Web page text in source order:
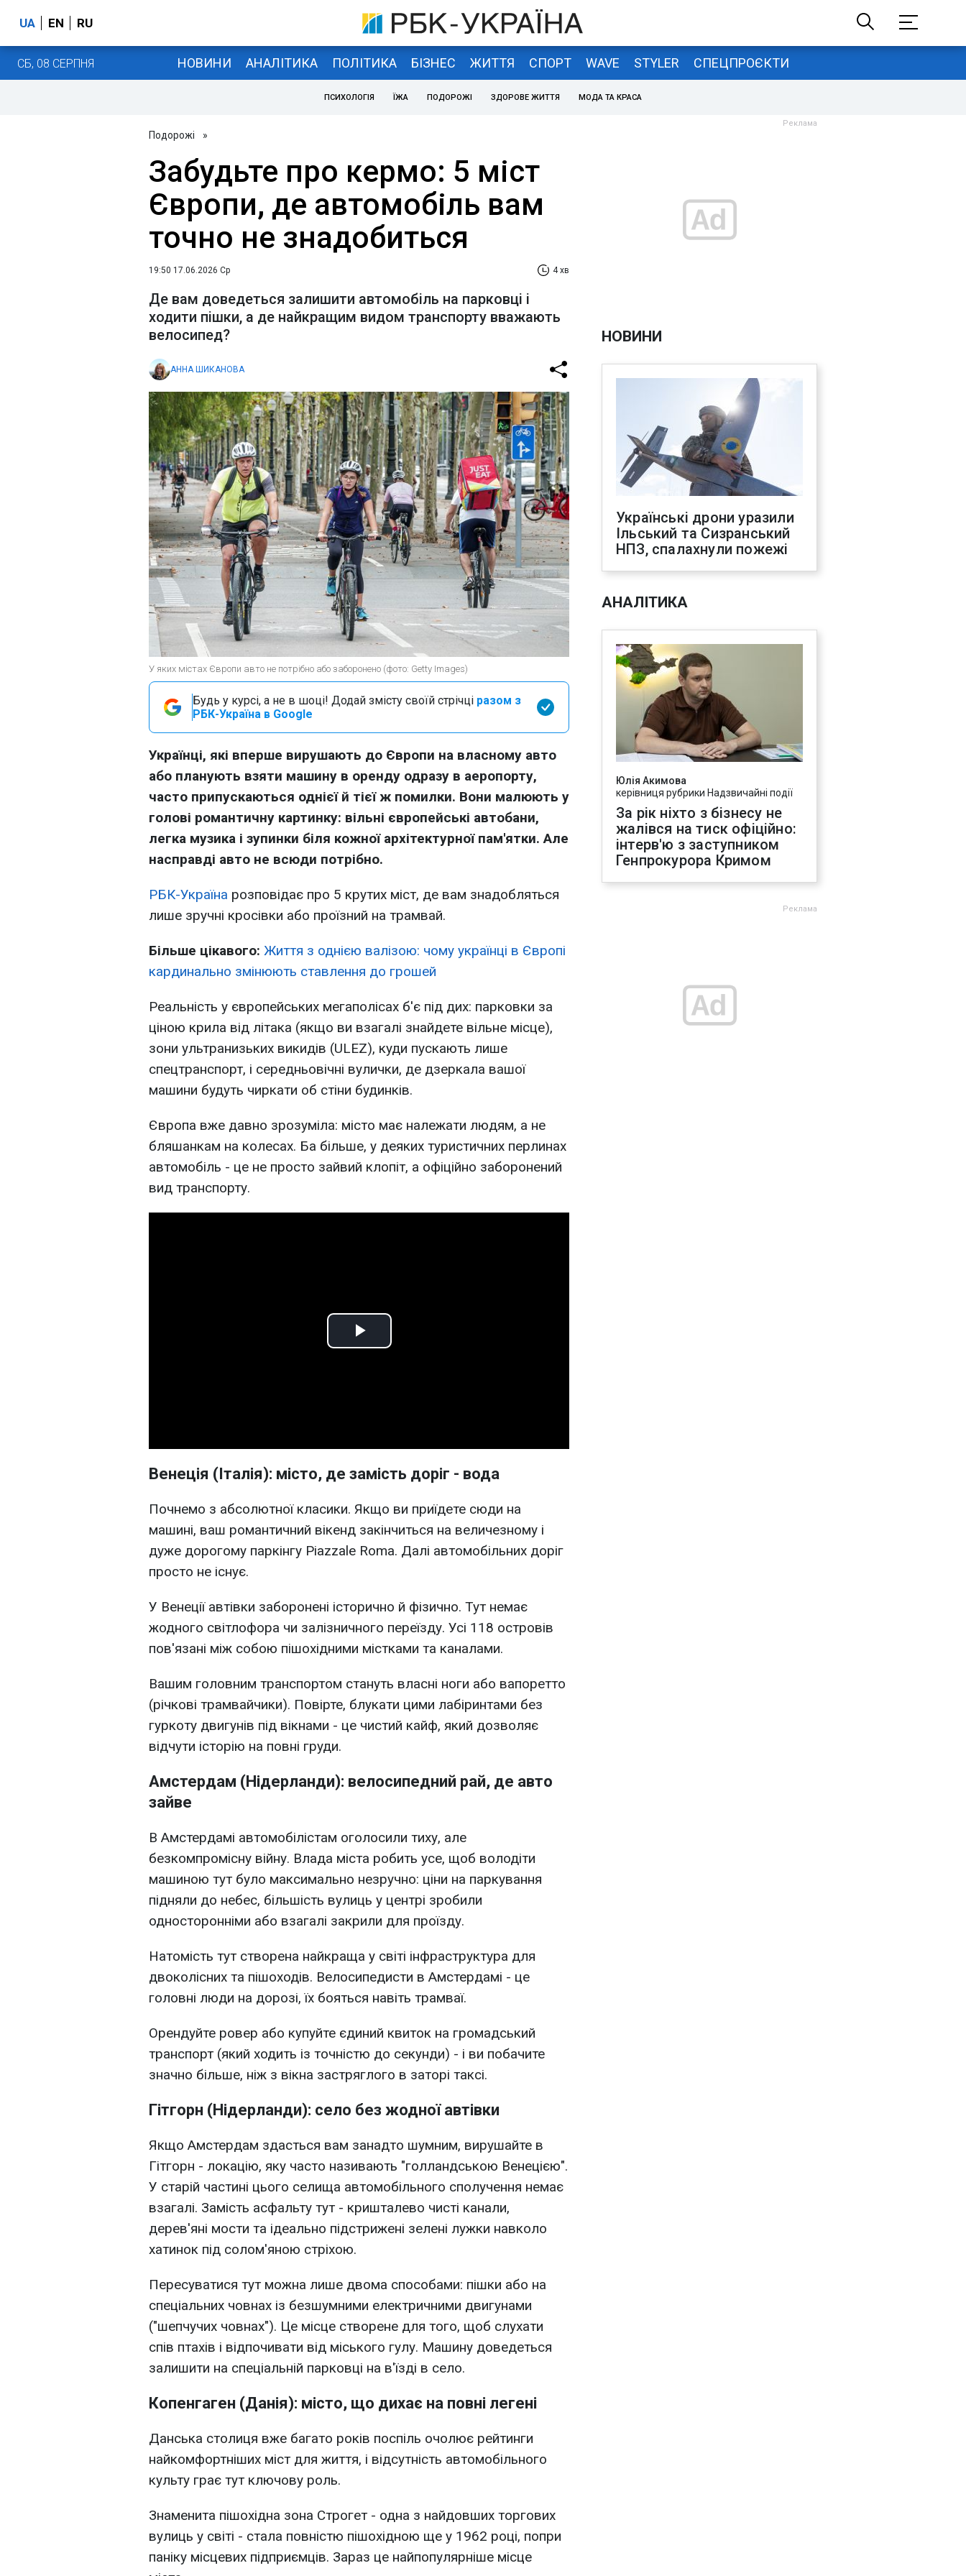
UA EN RU
СБ, 08 СЕРПНЯ НОВИНИ АНАЛІТИКА ПОЛІТИКА БІЗНЕС ЖИТТЯ СПОРТ WAVE STYLER СПЕЦПРОЄКТИ
ПСИХОЛОГІЯ ЇЖА ПОДОРОЖІ ЗДОРОВЕ ЖИТТЯ МОДА ТА КРАСА
Подорожі »
Забудьте про кермо: 5 міст
Європи, де автомобіль вам
точно не знадобиться
19:50 17.06.2026 Ср 4 хв
Де вам доведеться залишити автомобіль на парковці і
ходити пішки, а де найкращим видом транспорту вважають
велосипед?
АННА ШИКАНОВА
У яких містах Європи авто не потрібно або заборонено (фото: Getty Images)
Будь у курсі, а не в шоці! Додай змісту своїй стрічці разом з
РБК-Україна в Google
Українці, які вперше вирушають до Європи на власному авто
або планують взяти машину в оренду одразу в аеропорту,
часто припускаються однієї й тієї ж помилки. Вони малюють у
голові романтичну картинку: вільні європейські автобани,
легка музика і зупинки біля кожної архітектурної пам'ятки. Але
насправді авто не всюди потрібно.
РБК-Україна розповідає про 5 крутих міст, де вам знадобляться
лише зручні кросівки або проїзний на трамвай.
Більше цікавого: Життя з однією валізою: чому українці в Європі
кардинально змінюють ставлення до грошей
Реальність у європейських мегаполісах б'є під дих: парковки за
ціною крила від літака (якщо ви взагалі знайдете вільне місце),
зони ультранизьких викидів (ULEZ), куди пускають лише
спецтранспорт, і середньовічні вулички, де дзеркала вашої
машини будуть чиркати об стіни будинків.
Європа вже давно зрозуміла: місто має належати людям, а не
бляшанкам на колесах. Ба більше, у деяких туристичних перлинах
автомобіль - це не просто зайвий клопіт, а офіційно заборонений
вид транспорту.
Play
Венеція (Італія): місто, де замість доріг - вода
Почнемо з абсолютної класики. Якщо ви приїдете сюди на
машині, ваш романтичний вікенд закінчиться на величезному і
дуже дорогому паркінгу Piazzale Roma. Далі автомобільних доріг
просто не існує.
У Венеції автівки заборонені історично й фізично. Тут немає
жодного світлофора чи залізничного переїзду. Усі 118 островів
пов'язані між собою пішохідними містками та каналами.
Вашим головним транспортом стануть власні ноги або вапоретто
(річкові трамвайчики). Повірте, блукати цими лабіринтами без
гуркоту двигунів під вікнами - це чистий кайф, який дозволяє
відчути історію на повні груди.
Амстердам (Нідерланди): велосипедний рай, де авто
зайве
В Амстердамі автомобілістам оголосили тиху, але
безкомпромісну війну. Влада міста робить усе, щоб володіти
машиною тут було максимально незручно: ціни на паркування
підняли до небес, більшість вулиць у центрі зробили
односторонніми або взагалі закрили для проїзду.
Натомість тут створена найкраща у світі інфраструктура для
двоколісних та пішоходів. Велосипедисти в Амстердамі - це
головні люди на дорозі, їх бояться навіть трамваї.
Орендуйте ровер або купуйте єдиний квиток на громадський
транспорт (який ходить із точністю до секунди) - і ви побачите
значно більше, ніж з вікна застряглого в заторі таксі.
Гітгорн (Нідерланди): село без жодної автівки
Якщо Амстердам здасться вам занадто шумним, вирушайте в
Гітгорн - локацію, яку часто називають "голландською Венецією".
У старій частині цього селища автомобільного сполучення немає
взагалі. Замість асфальту тут - кришталево чисті канали,
дерев'яні мости та ідеально підстрижені зелені лужки навколо
хатинок під солом'яною стріхою.
Пересуватися тут можна лише двома способами: пішки або на
спеціальних човнах із безшумними електричними двигунами
("шепчучих човнах"). Це місце створене для того, щоб слухати
спів птахів і відпочивати від міського гулу. Машину доведеться
залишити на спеціальній парковці на в'їзді в село.
Копенгаген (Данія): місто, що дихає на повні легені
Данська столиця вже багато років поспіль очолює рейтинги
найкомфортніших міст для життя, і відсутність автомобільного
культу грає тут ключову роль.
Знаменита пішохідна зона Строгет - одна з найдовших торгових
вулиць у світі - стала повністю пішохідною ще у 1962 році, попри
паніку місцевих підприємців. Зараз це найпопулярніше місце
НОВИНИ
Українські дрони уразили
Ільський та Сизранський
НПЗ, спалахнули пожежі
АНАЛІТИКА
Юлія Акимова
керівниця рубрики Надзвичайні події
За рік ніхто з бізнесу не
жалівся на тиск офіційно:
інтерв'ю з заступником
Генпрокурора Кримом